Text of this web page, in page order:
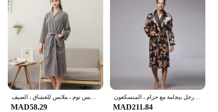
رداء حمام بسكويت الوافل للنساء والرجال ، رداء حمام للزوجين ، منشفة كيمونو ، ثوب ملابس ، أردية استحمام منزلية ، ملابس نوم ، ملابس للعشاق ، الصيف
MAD58.29
الرجال تقليد الحرير الطباعة الساتان بيجامة ، ملابس خاصة ، دش رداء ، رجل بيجامة مع حزام ، المتسكعون
MAD211.84